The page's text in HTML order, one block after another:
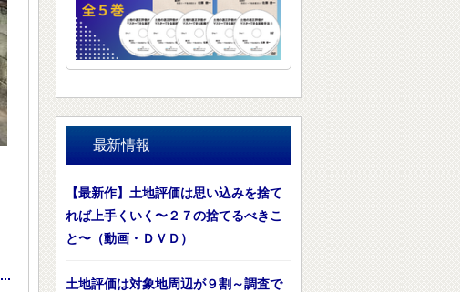
最新情報
【最新作】土地評価は思い込みを捨て
れば上手くいく〜２７の捨てるべきこ
と〜（動画・ＤＶＤ）
土地評価は対象地周辺が９割～調査で